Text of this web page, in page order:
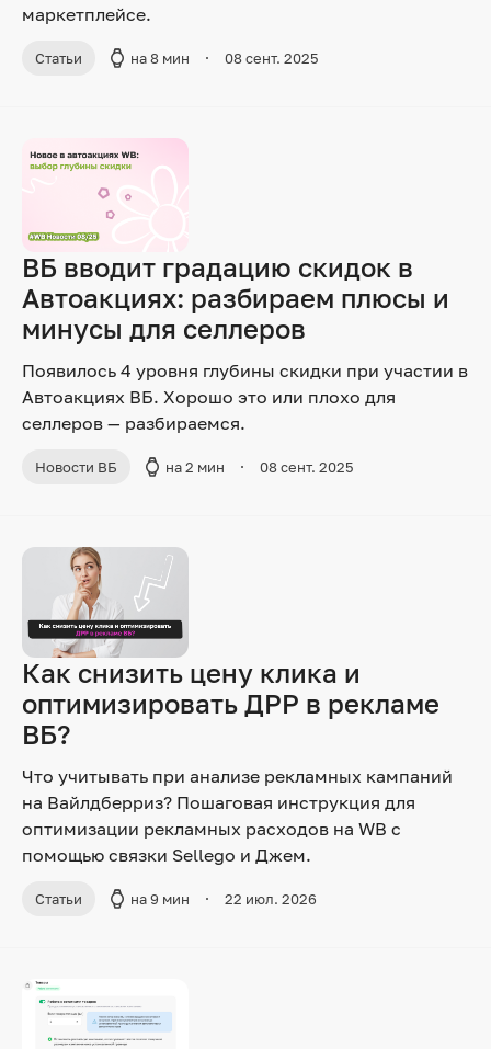
маркетплейсе.
Статьи на 8 мин 08 сент. 2025
ВБ вводит градацию скидок в
Автоакциях: разбираем плюсы и
минусы для селлеров
Появилось 4 уровня глубины скидки при участии в
Автоакциях ВБ. Хорошо это или плохо для
селлеров — разбираемся.
Новости ВБ на 2 мин 08 сент. 2025
Как снизить цену клика и
оптимизировать ДРР в рекламе
ВБ?
Что учитывать при анализе рекламных кампаний
на Вайлдберриз? Пошаговая инструкция для
оптимизации рекламных расходов на WB с
помощью связки Sellego и Джем.
Статьи на 9 мин 22 июл. 2026